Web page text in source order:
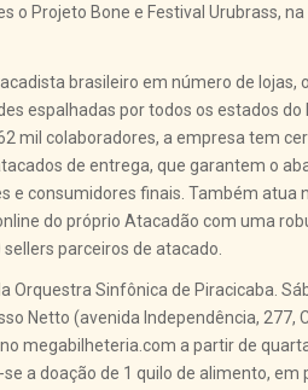
o Projeto Bone e Festival Urubrass,
brasileiro em número de lojas,
espalhadas por todos os estados do
mil colaboradores, a empresa tem
de entrega, que garantem o
e consumidores finais. Também atua
do próprio Atacadão com uma
parceiros de atacado.
Orquestra Sinfônica de Piracicaba.
Netto (avenida Independência, 277,
megabilheteria.com a partir de
a doação de 1 quilo de alimento, em